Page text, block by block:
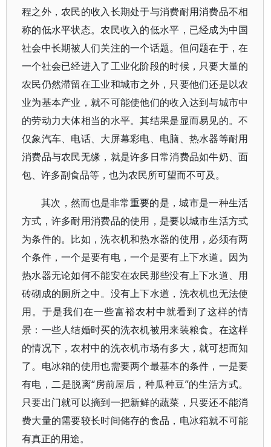
程之外，农民的收入长期处于与消费耐用消费品不相
称的低水平状态。农民收入的低水平，已经成为中国
社会中长期被人们关注的一个话题。但问题在于，在
一个社会已经进入了工业化阶段的时候，只要大量的
农民仍然滞留在工业和城市之外，只要他们还是以农
业为基本产业，就不可能使他们的收入达到与城市中
的劳动力大体相当的水平。其结果是显而易见的。不
仅象汽车、电话、大屏幕彩电、电脑、热水器等耐用
消费品与农民无缘，就是许多日常消费品如牛奶、面
包、许多副食品等，也为农民所可望而不可及。
其次，然而也是非常重要的是，城市是一种生活
方式，许多耐用消费品的使用，是要以城市生活方式
为条件的。比如，洗衣机和热水器的使用，必须有两
个条件，一个是要有电，一个是要有上下水道。因为
热水器无论如何不能安在农民那些没有上下水道、用
砖砌成的厕所之中。没有上下水道，洗衣机也无法使
用。于是我们在一些富裕农村中就看到了这样的情
景：一些人结婚时买的洗衣机被用来装粮食。在这样
的情况下，农村中的洗衣机市场有多大，就可想而知
了。电冰箱的使用也需要两个最基本的条件，一是要
有电，二是脱离“房前屋后，种瓜种豆”的生活方式。
只要出门就可以摘到一把新鲜的蔬菜，只要还不能消
费大量的需要较长时间储存的食品，电冰箱就不可能
有真正的用途。